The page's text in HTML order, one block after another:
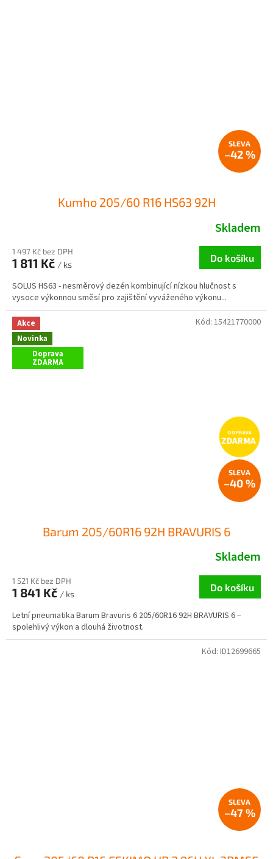
–42 %
Kumho 205/60 R16 HS63 92H
Skladem
1 497 Kč bez DPH
1 811 Kč / ks
Do košíku
SOLUS HS63 - nesměrový dezén kombinující nízkou hlučnost s
vysoce výkonnou směsí pro zajištění vyváženého výkonu...
Akce
Novinka
Doprava
ZDARMA
ZDARMA
–40 %
Barum 205/60R16 92H BRAVURIS 6
Skladem
1 521 Kč bez DPH
1 841 Kč / ks
Do košíku
Letní pneumatika Barum Bravuris 6 205/60R16 92H BRAVURIS 6 –
spolehlivý výkon a dlouhá životnost.
Kód: 15421770000
–47 %
Kód: ID12699665